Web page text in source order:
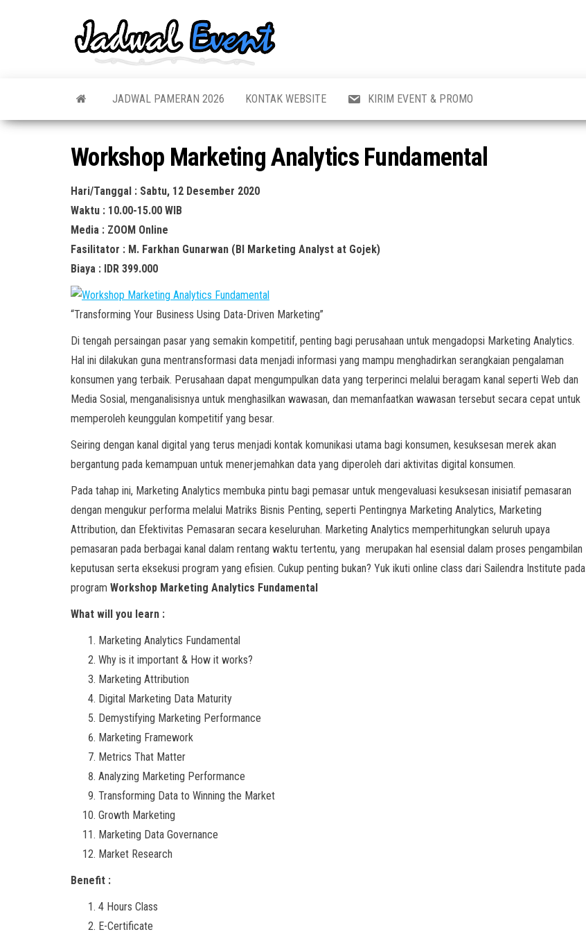
Pameran,
Acara &
Terbaru
Seminar,
Bazaar,
Job Fair,
Lomba dll.
JADWAL PAMERAN 2026 KONTAK WEBSITE KIRIM EVENT & PROMO
Workshop Marketing Analytics Fundamental
Hari/Tanggal : Sabtu, 12 Desember 2020
Waktu : 10.00-15.00 WIB
Media : ZOOM Online
Fasilitator : M. Farkhan Gunarwan (BI Marketing Analyst at Gojek)
Biaya : IDR 399.000
“Transforming Your Business Using Data-Driven Marketing”
Di tengah persaingan pasar yang semakin kompetitif, penting bagi perusahaan untuk mengadopsi Marketing Analytics.
Hal ini dilakukan guna mentransformasi data menjadi informasi yang mampu menghadirkan serangkaian pengalaman
konsumen yang terbaik. Perusahaan dapat mengumpulkan data yang terperinci melalui beragam kanal seperti Web dan
Media Sosial, menganalisisnya untuk menghasilkan wawasan, dan memanfaatkan wawasan tersebut secara cepat untuk
memperoleh keunggulan kompetitif yang besar.
Seiring dengan kanal digital yang terus menjadi kontak komunikasi utama bagi konsumen, kesuksesan merek akan
bergantung pada kemampuan untuk menerjemahkan data yang diperoleh dari aktivitas digital konsumen.
Pada tahap ini, Marketing Analytics membuka pintu bagi pemasar untuk mengevaluasi kesuksesan inisiatif pemasaran
dengan mengukur performa melalui Matriks Bisnis Penting, seperti Pentingnya Marketing Analytics, Marketing
Attribution, dan Efektivitas Pemasaran secara keseluruhan. Marketing Analytics memperhitungkan seluruh upaya
pemasaran pada berbagai kanal dalam rentang waktu tertentu, yang merupakan hal esensial dalam proses pengambilan
keputusan serta eksekusi program yang efisien. Cukup penting bukan? Yuk ikuti online class dari Sailendra Institute pada
program Workshop Marketing Analytics Fundamental
What will you learn :
Marketing Analytics Fundamental
Why is it important & How it works?
Marketing Attribution
Digital Marketing Data Maturity
Demystifying Marketing Performance
Marketing Framework
Metrics That Matter
Analyzing Marketing Performance
Transforming Data to Winning the Market
Growth Marketing
Marketing Data Governance
Market Research
Benefit :
4 Hours Class
E-Certificate